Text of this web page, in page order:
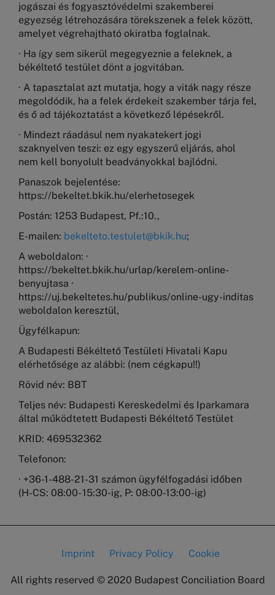
jogászai és fogyasztóvédelmi szakemberei
egyezség létrehozására törekszenek a felek között,
amelyet végrehajtható okiratba foglalnak.
· Ha így sem sikerül megegyeznie a feleknek, a
békéltető testület dönt a jogvitában.
· A tapasztalat azt mutatja, hogy a viták nagy része
megoldódik, ha a felek érdekeit szakember tárja fel,
és ő ad tájékoztatást a következő lépésekről.
· Mindezt ráadásul nem nyakatekert jogi
szaknyelven teszi: ez egy egyszerű eljárás, ahol
nem kell bonyolult beadványokkal bajlódni.
Panaszok bejelentése:
https://bekeltet.bkik.hu/elerhetosegek
Postán: 1253 Budapest, Pf.:10.,
E-mailen: bekelteto.testulet@bkik.hu;
A weboldalon: ·
https://bekeltet.bkik.hu/urlap/kerelem-online-
benyujtasa ·
https://uj.bekeltetes.hu/publikus/online-ugy-inditas
weboldalon keresztül,
Ügyfélkapun:
A Budapesti Békéltető Testületi Hivatali Kapu
elérhetősége az alábbi: (nem cégkapu!!)
Rövid név: BBT
Teljes név: Budapesti Kereskedelmi és Iparkamara
által működtetett Budapesti Békéltető Testület
KRID: 469532362
Telefonon:
· +36-1-488-21-31 számon ügyfélfogadási időben
(H-CS: 08:00- 15:30-ig, P: 08:00-13:00-ig)
Lábléc
Imprint Privacy Policy Cookie
All rights reserved © 2020 Budapest Conciliation Board